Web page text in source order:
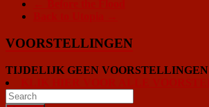
VOORSTELLINGEN
TIJDELIJK GEEN VOORSTELLINGEN